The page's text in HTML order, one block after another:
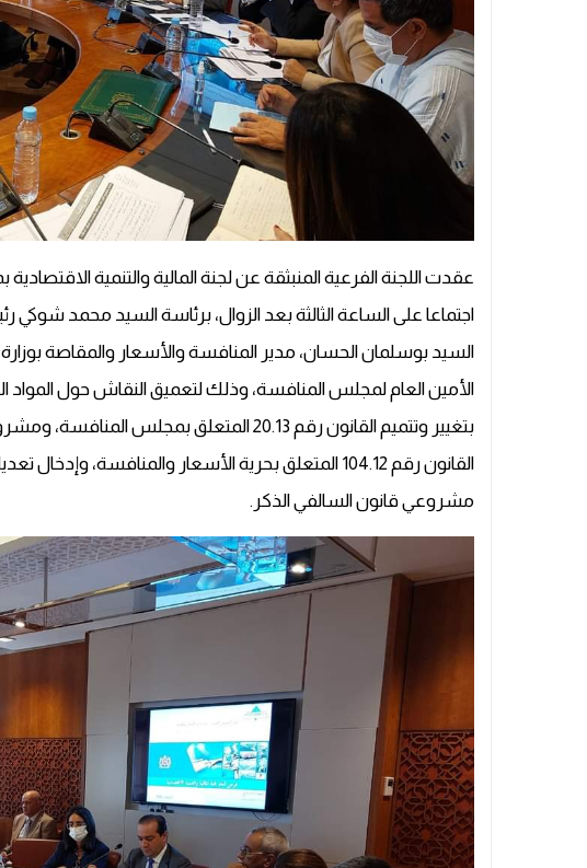
اجتماعا على الساعة الثالثة بعد الزوال، برئاسة السيد محمد شوكي
السيد بوسلمان الحسان، مدير المنافسة والأسعار والمقاصة بوزارة
القانون رقم 104.12 المتعلق بحرية الأسعار والمنافسة،
مشروعي قانون السالفي الذكر.